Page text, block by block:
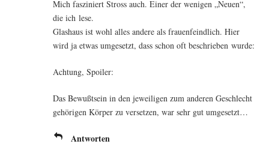
Mich fas­zi­niert Stross auch. Einer der weni­gen „Neu­en“,
die ich lese.
Glas­haus ist wohl alles ande­re als frau­en­feind­lich. Hier
wird ja etwas umge­setzt, dass schon oft beschrie­ben wurde:
Ach­tung, Spoiler:
Das Bewußt­sein in den jewei­li­gen zum ande­ren Geschlecht
gehö­ri­gen Kör­per zu ver­set­zen, war sehr gut umgesetzt…
Antworten